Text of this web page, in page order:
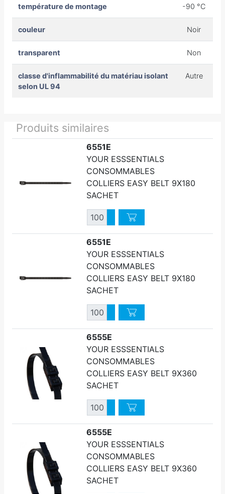
température de montage -90 °C
couleur Noir
transparent Non
classe d'inflammabilité du matériau isolant
selon UL 94
Autre
Produits similaires
6551E
YOUR ESSSENTIALS
CONSOMMABLES
COLLIERS EASY BELT 9X180
SACHET
QuantitéAugmenter quantité
Diminuer quantité
6551E
YOUR ESSSENTIALS
CONSOMMABLES
COLLIERS EASY BELT 9X180
SACHET
QuantitéAugmenter quantité
Diminuer quantité
6555E
YOUR ESSSENTIALS
CONSOMMABLES
COLLIERS EASY BELT 9X360
SACHET
QuantitéAugmenter quantité
Diminuer quantité
6555E
YOUR ESSSENTIALS
CONSOMMABLES
COLLIERS EASY BELT 9X360
SACHET